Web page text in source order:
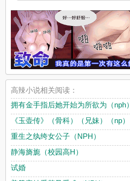
高辣小说相关阅读：
拥有金手指后她开始为所欲为（nph）
《玉壶传》（骨科）（兄妹）（np）
重生之纨绔女公子（NPH）
静海旖旎（校园高H）
试婚